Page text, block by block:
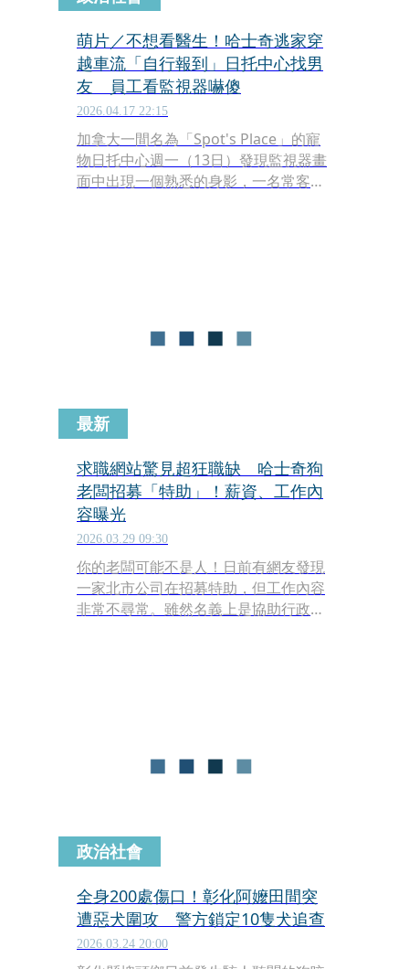
萌片／不想看醫生！哈士奇逃家穿
越車流「自行報到」日托中心找男
友 員工看監視器嚇傻
2026.04.17 22:15
加拿大一間名為「Spot's Place」的寵
物日托中心週一（13日）發現監視器畫
面中出現一個熟悉的身影，一名常客哈
最新
求職網站驚見超狂職缺 哈士奇狗
老闆招募「特助」！薪資、工作內
容曝光
2026.03.29 09:30
你的老闆可能不是人！日前有網友發現
一家北市公司在招募特助，但工作內容
非常不尋常。雖然名義上是協助行政與
政治社會
全身200處傷口！彰化阿嬤田間突
遭惡犬圍攻 警方鎖定10隻犬追查
2026.03.24 20:00